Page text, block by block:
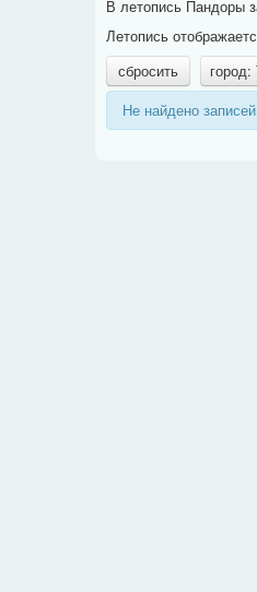
В летопись Пандоры
Летопись
сбросить
город:
Не найдено